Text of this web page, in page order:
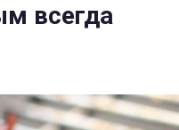
всегда